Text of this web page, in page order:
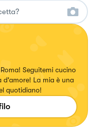
Seguitemi cucino
d'amore! La mia è una
quotidiano!